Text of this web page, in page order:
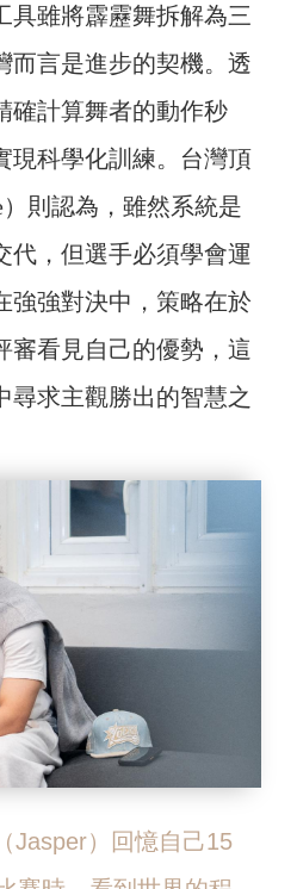
具雖將霹靂舞拆解為三
而言是進步的契機。透
確計算舞者的動作秒
現科學化訓練。台灣頂
則認為，雖然系統是
代，但選手必須學會運
強強對決中，策略在於
審看見自己的優勢，這
尋求主觀勝出的智慧之
Jasper）回憶自己15